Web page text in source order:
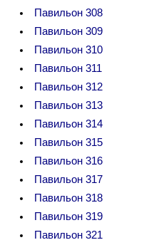
Павильон 308
Павильон 309
Павильон 310
Павильон 311
Павильон 312
Павильон 313
Павильон 314
Павильон 315
Павильон 316
Павильон 317
Павильон 318
Павильон 319
Павильон 321